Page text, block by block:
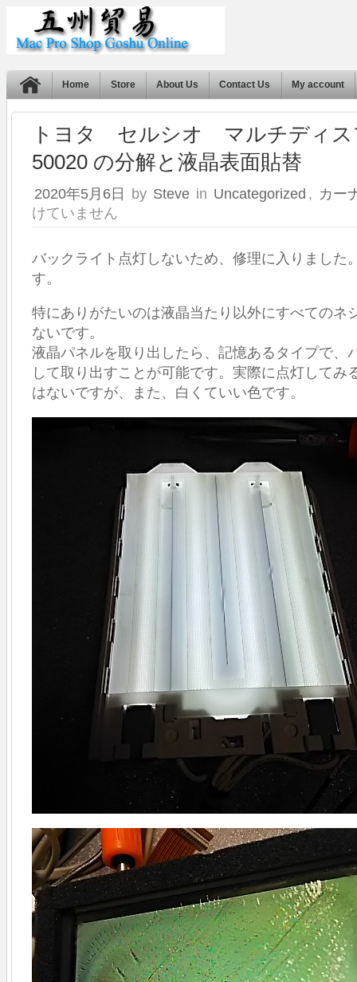
Home Store About Us Contact Us My account
トヨタ セルシオ マルチディス
50020 の分解と液晶表面貼替
2020年5月6日 by Steve in Uncategorized , カー
けていません
バックライト点灯しないため、修理に入りました
す。
特にありがたいのは液晶当たり以外にすべてのネ
ないです。
液晶パネルを取り出したら、記憶あるタイプで、
して取り出すことが可能です。実際に点灯してみ
はないですが、また、白くていい色です。